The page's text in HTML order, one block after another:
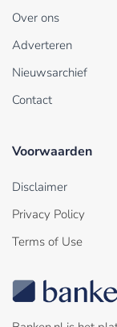
Over ons
Adverteren
Nieuwsarchief
Contact
Voorwaarden
Disclaimer
Privacy Policy
Terms of Use